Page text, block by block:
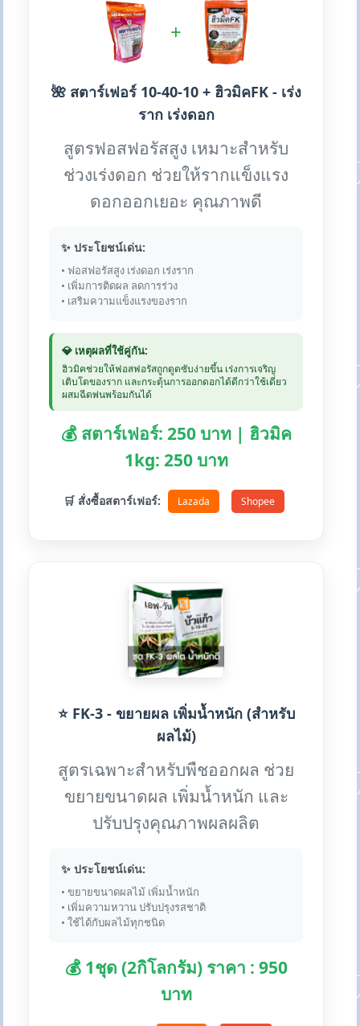
+
🌺 สตาร์เฟอร์ 10-40-10 + ฮิวมิคFK - เร่ง
ราก เร่งดอก
สูตรฟอสฟอรัสสูง เหมาะสำหรับ
ช่วงเร่งดอก ช่วยให้รากแข็งแรง
ดอกออกเยอะ คุณภาพดี
✨ ประโยชน์เด่น:
• ฟอสฟอรัสสูง เร่งดอก เร่งราก
• เพิ่มการติดผล ลดการร่วง
• เสริมความแข็งแรงของราก
💎 เหตุผลที่ใช้คู่กัน:
ฮิวมิคช่วยให้ฟอสฟอรัสถูกดูดซับง่ายขึ้น เร่งการเจริญ
เติบโตของราก และกระตุ้นการออกดอกได้ดีกว่าใช้เดี่ยว
ผสมฉีดพ่นพร้อมกันได้
💰 สตาร์เฟอร์: 250 บาท | ฮิวมิค
1kg: 250 บาท
🛒 สั่งซื้อสตาร์เฟอร์: Lazada Shopee
⭐ FK-3 - ขยายผล เพิ่มน้ำหนัก (สำหรับ
ผลไม้)
สูตรเฉพาะสำหรับพืชออกผล ช่วย
ขยายขนาดผล เพิ่มน้ำหนัก และ
ปรับปรุงคุณภาพผลผลิต
✨ ประโยชน์เด่น:
• ขยายขนาดผลไม้ เพิ่มน้ำหนัก
• เพิ่มความหวาน ปรับปรุงรสชาติ
• ใช้ได้กับผลไม้ทุกชนิด
💰 1ชุด (2กิโลกรัม) ราคา : 950
บาท